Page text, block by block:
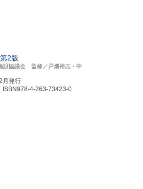
第2版
設協議会 監修／戸畑裕志・中
月発行
4-263-73423-0